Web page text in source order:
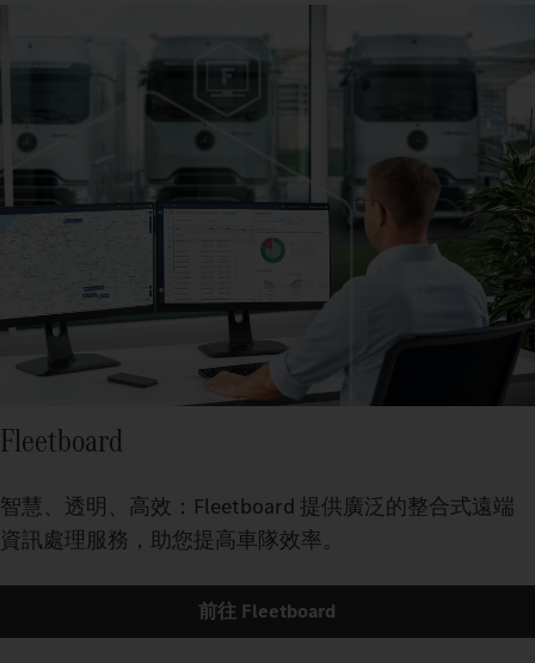
Fleetboard
智慧、透明、高效：Fleetboard 提供廣泛的整合式遠端
資訊處理服務，助您提高車隊效率。
前往 Fleetboard